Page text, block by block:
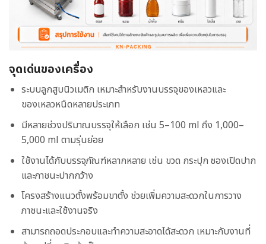
จุดเด่นของเครื่อง
ระบบลูกสูบนิวเมติก เหมาะสำหรับงานบรรจุของเหลวและ
ของเหลวหนืดหลายประเภท
มีหลายช่วงปริมาณบรรจุให้เลือก เช่น 5–100 ml ถึง 1,000–
5,000 ml ตามรุ่นย่อย
ใช้งานได้กับบรรจุภัณฑ์หลากหลาย เช่น ขวด กระปุก ซองเปิดปาก
และภาชนะปากกว้าง
โครงสร้างแนวตั้งพร้อมขาตั้ง ช่วยเพิ่มความสะดวกในการวาง
ภาชนะและใช้งานจริง
สามารถถอดประกอบและทำความสะอาดได้สะดวก เหมาะกับงานที่